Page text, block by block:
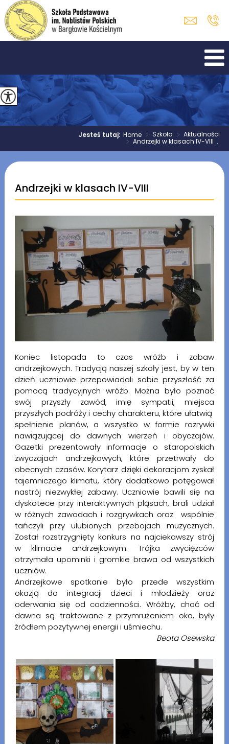
Jesteś tutaj:Home > Szkoła > Aktualności
> Andrzejki w klasach IV-VIII ...
Andrzejki w klasach IV-VIII
Koniec listopada to czas wróżb i zabaw
andrzejkowych. Tradycją naszej szkoły jest, by w ten
dzień uczniowie przepowiadali sobie przyszłość za
pomocą tradycyjnych wróżb. Można było poznać
swój przyszły zawód, imię sympatii, miejsca
przyszłych podróży i cechy charakteru, które ułatwią
spełnienie planów, a wszystko w formie rozrywki
nawiązującej do dawnych wierzeń i obyczajów.
Gazetki prezentowały informacje o staropolskich
zwyczajach andrzejkowych, które przetrwały do
obecnych czasów. Korytarz dzięki dekoracjom zyskał
tajemniczego klimatu, który dodatkowo potęgował
nastrój niezwykłej zabawy. Uczniowie bawili się na
dyskotece przy interaktywnych pląsach, brali udział
w różnych zawodach i rozgrywkach oraz wspólnie
tańczyli przy ulubionych przebojach muzycznych.
Został rozstrzygnięty konkurs na najciekawszy strój
w klimacie andrzejkowym. Trójka zwycięzców
otrzymała upominki i gromkie brawa od wszystkich
uczniów.
Andrzejkowe spotkanie było przede wszystkim
okazją do integracji dzieci i młodzieży oraz
oderwania się od codzienności. Wróżby, choć od
dawna są traktowane z przymrużeniem oka, były
źródłem pozytywnej energii i uśmiechu.
Beata Osewska